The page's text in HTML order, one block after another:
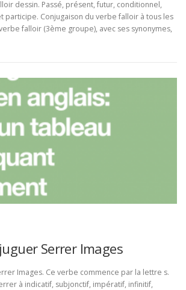
dessin. Passé, présent, futur, conditionnel,
participe. Conjugaison du verbe falloir à tous les
falloir (3ème groupe), avec ses synonymes,
Serrer Images
Images. Ce verbe commence par la lettre s.
à indicatif, subjonctif, impératif, infinitif,